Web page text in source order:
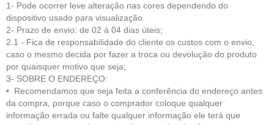
1- Pode ocorrer leve alteração nas cores dependendo do
dispositivo usado para visualização.
2- Prazo de envio: de 02 à 04 dias úteis;
2.1 - Fica de responsabilidade do cliente os custos com o envio,
caso o mesmo decida por fazer a troca ou devolução do produto
por quaisquer motivo que seja;
3- SOBRE O ENDEREÇO:
• Recomendamos que seja feita a conferência do endereço antes
da compra, porque caso o comprador coloque qualquer
informação errada ou falte qualquer informação ele terá que